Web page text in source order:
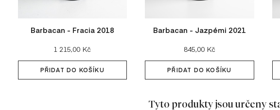
Barbacan - Fracia 2018
Cena:
1 215,00 Kč
PŘIDAT DO KOŠÍKU
Barbacan - Jazpémi 2021
Cena:
845,00 Kč
PŘIDAT DO KOŠÍKU
Tyto produkty jsou určeny